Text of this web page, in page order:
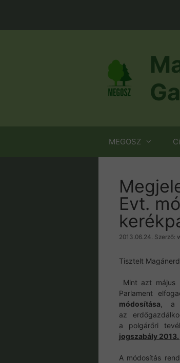
MEGOSZ
Evt.
2013.06.24. Szerző:
Tisztelt
Mint azt május
Parlament
módosítása, a
az
a polgárőri
jogszabály
A módosítás